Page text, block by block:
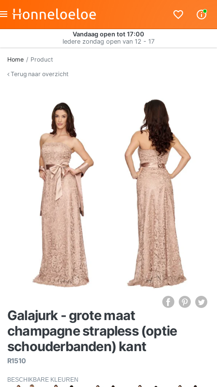
Vandaag open tot 17:00
Iedere zondag open van 12 - 17
Home
Product
Terug naar overzicht
Galajurk - grote maat
champagne strapless (optie
schouderbanden) kant
R1510
BESCHIKBARE KLEUREN